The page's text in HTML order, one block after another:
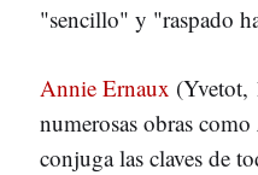
"sencillo" y "raspado
Annie Ernaux (Yvetot,
numerosas obras como
conjuga las claves de